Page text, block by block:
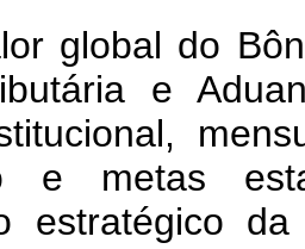
global do
e
e metas
estratégico